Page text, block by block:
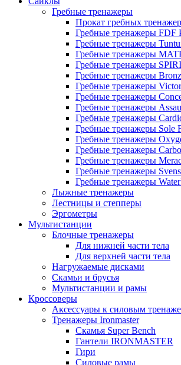
Гребные тренажеры
Прокат гребных
Гребные тренажеры FDF
Гребные тренажеры
Гребные тренажеры
Гребные тренажеры
Гребные тренажеры
Гребные тренажеры
Гребные тренажеры
Гребные тренажеры
Гребные тренажеры
Гребные тренажеры Sole
Гребные тренажеры
Гребные тренажеры
Гребные тренажеры
Гребные тренажеры
Гребные тренажеры
Лыжные тренажеры
Лестницы и степперы
Эргометры
Мультистанции
Блочные тренажеры
Для нижней части тела
Для верхней части тела
Нагружаемые дисками
Скамьи и брусья
Мультистанции и рамы
Кроссоверы
Аксессуары к силовым
Тренажеры Ironmaster
Скамья Super Bench
Гантели IRONMASTER
Гири
Силовые рамы